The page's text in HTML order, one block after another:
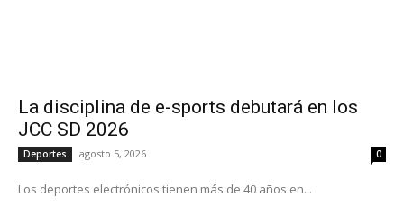
La disciplina de e-sports debutará en los
JCC SD 2026
Deportes agosto 5, 2026 0
Los deportes electrónicos tienen más de 40 años en...